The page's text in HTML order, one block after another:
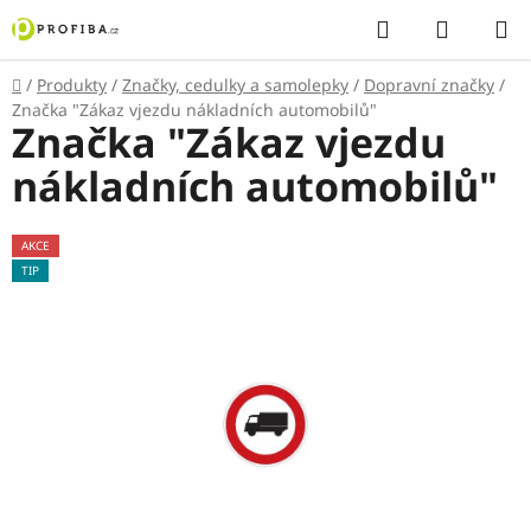
Přejít
na
obsah
Hledat
KOŠÍK
Domů
/ Produkty / Značky, cedulky a samolepky / Dopravní značky /
Značka "Zákaz vjezdu nákladních automobilů"
Značka "Zákaz vjezdu
nákladních automobilů"
AKCE
TIP